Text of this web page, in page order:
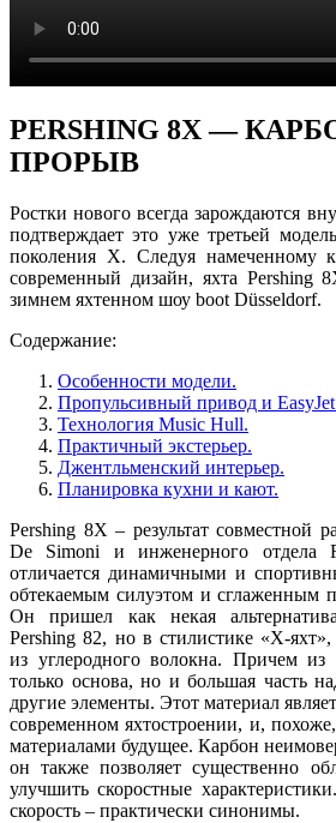
PERSHING 8X —
ПРОРЫВ
Ростки нового всегда зарождаются
подтверждает это уже третьей
поколения Х. Следуя намеченному
современный дизайн, яхта Pershing
зимнем яхтенном шоу boot Düsseldorf.
Содержание:
Особенности модели.
Пропульсивный привод и
Технология Music Hull.
Практичный экстерьер.
Джентльменский интерьер.
Планировка кухни и кают.
Pershing 8X – результат совместной
De Simoni и инженерного отдела
отличается динамичными и
обтекаемым силуэтом и сглаженным
Он пришел как некая
Pershing 82, но в стилистике «X-
из углеродного волокна. Причем из
только основа, но и большая часть
другие элементы. Этот материал
современном яхтостроении, и,
материалами будущее. Карбон
он также позволяет существенно
улучшить скоростные
скорость – практически синонимы.